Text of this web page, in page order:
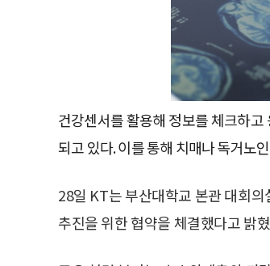
건강센서를 활용해 정보를 체크하
되고 있다. 이를 통해 치매나 독거노
28일 KT는 부산대학교 본관 대회
추진을 위한 협약을 체결했다고 밝